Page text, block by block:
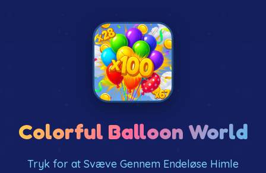
Colorful Balloon World
Tryk for at Svæve Gennem Endeløse Himle